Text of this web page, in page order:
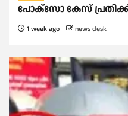
പോക്സോ കേസ്
1 week ago news desk